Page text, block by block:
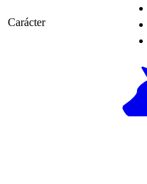
Carácter